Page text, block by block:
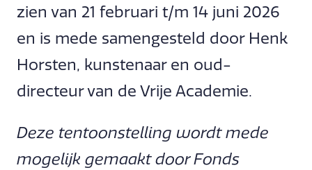
zien van 21 februari t/m 14 juni 2026
en is mede samengesteld door Henk
Horsten, kunstenaar en oud-
directeur van de Vrije Academie.
Deze tentoonstelling wordt mede
mogelijk gemaakt door Fonds